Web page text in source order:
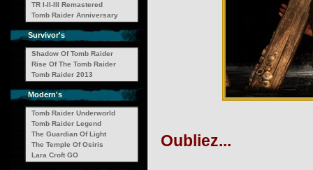
TR I-II-III Remastered
Tomb Raider Anniversary
Survivor's
Shadow Of Tomb Raider
Rise Of The Tomb Raider
Tomb Raider 2013
Modern's
Tomb Raider Underworld
Tomb Raider Legend
The Guardian Of Light
The Temple Of Osiris
Lara Croft GO
Oubliez...